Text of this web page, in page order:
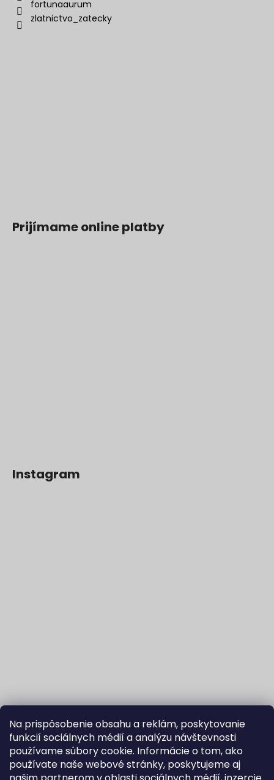
Na prispôsobenie obsahu a reklám, poskytovanie
funkcií sociálnych médií a analýzu návštevnosti
používame súbory cookie. Informácie o tom, ako
používate naše webové stránky, poskytujeme aj
fortunaaurum
zlatnictvo_zatecky
Prijímame online platby
Instagram